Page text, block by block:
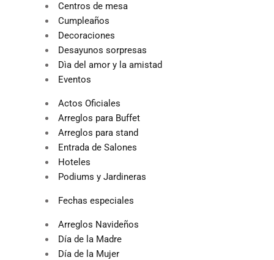
Centros de mesa
Cumpleaños
Decoraciones
Desayunos sorpresas
Dìa del amor y la amistad
Eventos
Actos Oficiales
Arreglos para Buffet
Arreglos para stand
Entrada de Salones
Hoteles
Podiums y Jardineras
Fechas especiales
Arreglos Navideños
Día de la Madre
Día de la Mujer